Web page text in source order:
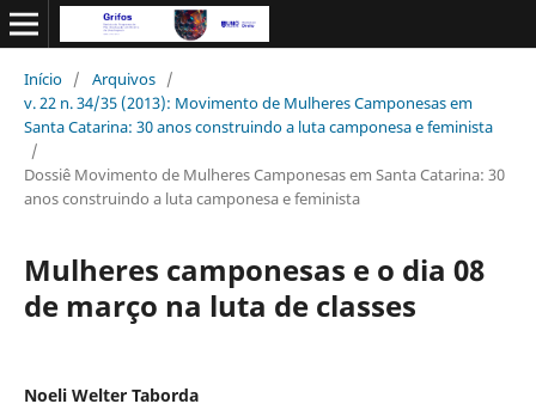
Início / Arquivos /
v. 22 n. 34/35 (2013): Movimento de Mulheres Camponesas em
Santa Catarina: 30 anos construindo a luta camponesa e feminista
/
Dossiê Movimento de Mulheres Camponesas em Santa Catarina: 30
anos construindo a luta camponesa e feminista
Mulheres camponesas e o dia 08
de março na luta de classes
Noeli Welter Taborda